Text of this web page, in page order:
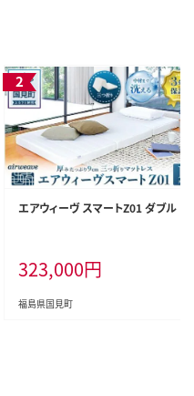
エアウィーヴ スマートZ01 ダブル
323,000円
福島県国見町